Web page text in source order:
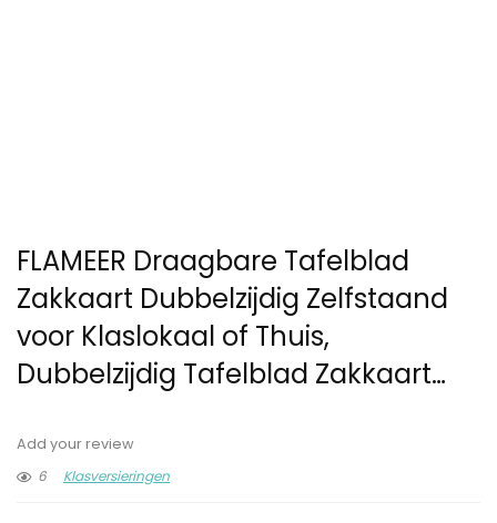
FLAMEER Draagbare Tafelblad
Zakkaart Dubbelzijdig Zelfstaand
voor Klaslokaal of Thuis,
Dubbelzijdig Tafelblad Zakkaart…
Add your review
6
Klasversieringen